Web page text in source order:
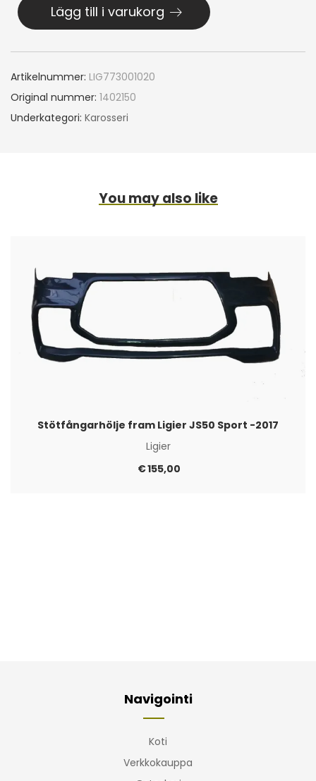
Lägg till i varukorg
Artikelnummer: LIG773001020
Original nummer: 1402150
Underkategori: Karosseri
You may also like
Stötfångarhölje fram Ligier JS50 Sport -2017
Ligier
€155,00
Navigointi
Koti
Verkkokauppa